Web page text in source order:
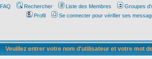
FAQ Rechercher Liste des Membres Groupes
Profil
Se connecter pour vérifier ses
Veuillez entrer votre nom d'utilisateur et votre mot